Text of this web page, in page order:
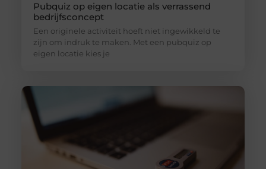
Pubquiz op eigen locatie als verrassend
bedrijfsconcept
Een originele activiteit hoeft niet ingewikkeld te
zijn om indruk te maken. Met een pubquiz op
eigen locatie kies je